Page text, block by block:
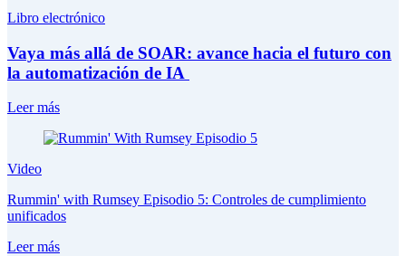
Libro electrónico
Vaya más allá de SOAR: avance hacia el futuro con
la automatización de IA
Leer más
Video
Rummin' with Rumsey Episodio 5: Controles de cumplimiento
unificados
Leer más